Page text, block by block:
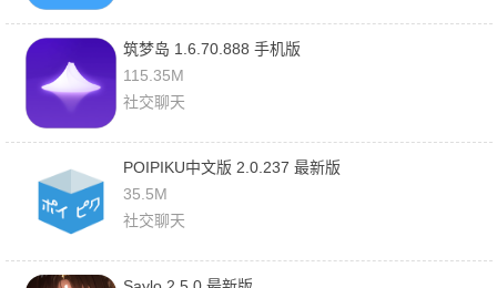
筑梦岛 1.6.70.888 手机版
115.35M
社交聊天
POIPIKU中文版 2.0.237 最新版
35.5M
社交聊天